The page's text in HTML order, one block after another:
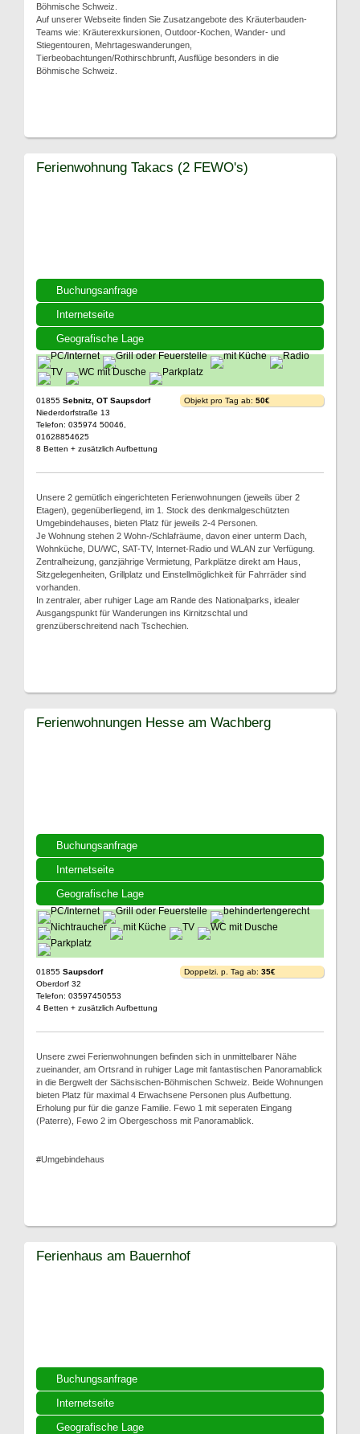
Böhmische Schweiz.
Auf unserer Webseite finden Sie Zusatzangebote des Kräuterbauden-
Teams wie: Kräuterexkursionen, Outdoor-Kochen, Wander- und
Stiegentouren, Mehrtageswanderungen,
Tierbeobachtungen/Rothirschbrunft, Ausflüge besonders in die
Böhmische Schweiz.
Buchungsanfrage
Internetseite
Geografische Lage
Ferienwohnung Takacs (2 FEWO's)
01855 Sebnitz, OT Saupsdorf
Niederdorfstraße 13
Telefon: 035974 50046,
01628854625
8 Betten + zusätzlich Aufbettung
Objekt pro Tag ab: 50€
Unsere 2 gemütlich eingerichteten Ferienwohnungen (jeweils über 2
Etagen), gegenüberliegend, im 1. Stock des denkmalgeschützten
Umgebindehauses, bieten Platz für jeweils 2-4 Personen.
Je Wohnung stehen 2 Wohn-/Schlafräume, davon einer unterm Dach,
Wohnküche, DU/WC, SAT-TV, Internet-Radio und WLAN zur Verfügung.
Zentralheizung, ganzjährige Vermietung, Parkplätze direkt am Haus,
Sitzgelegenheiten, Grillplatz und Einstellmöglichkeit für Fahrräder sind
vorhanden.
In zentraler, aber ruhiger Lage am Rande des Nationalparks, idealer
Ausgangspunkt für Wanderungen ins Kirnitzschtal und
grenzüberschreitend nach Tschechien.
Buchungsanfrage
Internetseite
Geografische Lage
Ferienwohnungen Hesse am Wachberg
01855 Saupsdorf
Oberdorf 32
Telefon: 03597450553
4 Betten + zusätzlich Aufbettung
Doppelzi. p. Tag ab: 35€
Unsere zwei Ferienwohnungen befinden sich in unmittelbarer Nähe
zueinander, am Ortsrand in ruhiger Lage mit fantastischen Panoramablick
in die Bergwelt der Sächsischen-Böhmischen Schweiz. Beide Wohnungen
bieten Platz für maximal 4 Erwachsene Personen plus Aufbettung.
Erholung pur für die ganze Familie. Fewo 1 mit seperaten Eingang
(Paterre), Fewo 2 im Obergeschoss mit Panoramablick.
#Umgebindehaus
Buchungsanfrage
Internetseite
Geografische Lage
Ferienhaus am Bauernhof